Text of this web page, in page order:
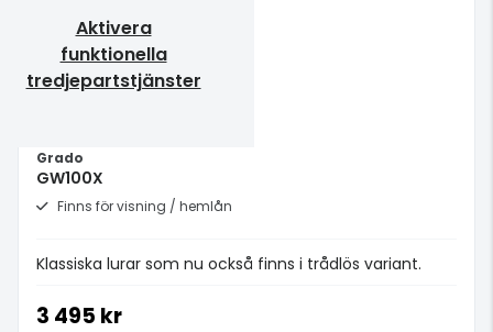
Aktivera
funktionella
tredjepartstjänster
Grado
GW100X
Finns för visning / hemlån
Klassiska lurar som nu också finns i trådlös variant.
3 495 kr